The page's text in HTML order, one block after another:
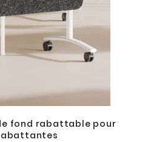
de fond rabattable pour